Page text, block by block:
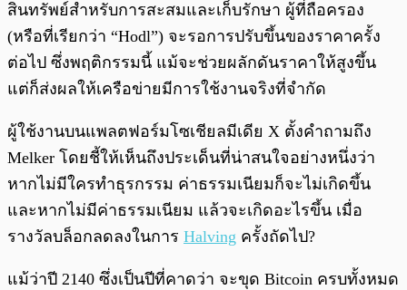
สินทรัพย์สำหรับการสะสมและเก็บรักษา ผู้ที่ถือครอง
(หรือที่เรียกว่า “Hodl”) จะรอการปรับขึ้นของราคาครั้ง
ต่อไป ซึ่งพฤติกรรมนี้ แม้จะช่วยผลักดันราคาให้สูงขึ้น
แต่ก็ส่งผลให้เครือข่ายมีการใช้งานจริงที่จำกัด
ผู้ใช้งานบนแพลตฟอร์มโซเชียลมีเดีย X ตั้งคำถามถึง
Melker โดยชี้ให้เห็นถึงประเด็นที่น่าสนใจอย่างหนึ่งว่า
หากไม่มีใครทำธุรกรรม ค่าธรรมเนียมก็จะไม่เกิดขึ้น
และหากไม่มีค่าธรรมเนียม แล้วจะเกิดอะไรขึ้น เมื่อ
รางวัลบล็อกลดลงในการ Halving ครั้งถัดไป?
แม้ว่าปี 2140 ซึ่งเป็นปีที่คาดว่า จะขุด Bitcoin ครบทั้งหมด